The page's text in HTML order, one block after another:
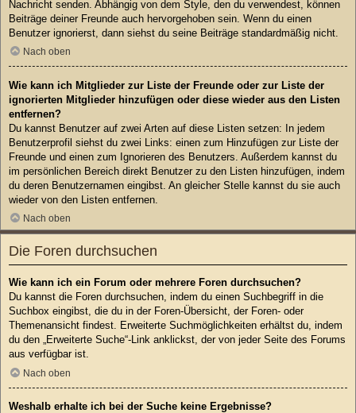
Nachricht senden. Abhängig von dem Style, den du verwendest, können
Beiträge deiner Freunde auch hervorgehoben sein. Wenn du einen
Benutzer ignorierst, dann siehst du seine Beiträge standardmäßig nicht.
Nach oben
Wie kann ich Mitglieder zur Liste der Freunde oder zur Liste der
ignorierten Mitglieder hinzufügen oder diese wieder aus den Listen
entfernen?
Du kannst Benutzer auf zwei Arten auf diese Listen setzen: In jedem
Benutzerprofil siehst du zwei Links: einen zum Hinzufügen zur Liste der
Freunde und einen zum Ignorieren des Benutzers. Außerdem kannst du
im persönlichen Bereich direkt Benutzer zu den Listen hinzufügen, indem
du deren Benutzernamen eingibst. An gleicher Stelle kannst du sie auch
wieder von den Listen entfernen.
Nach oben
Die Foren durchsuchen
Wie kann ich ein Forum oder mehrere Foren durchsuchen?
Du kannst die Foren durchsuchen, indem du einen Suchbegriff in die
Suchbox eingibst, die du in der Foren-Übersicht, der Foren- oder
Themenansicht findest. Erweiterte Suchmöglichkeiten erhältst du, indem
du den „Erweiterte Suche“-Link anklickst, der von jeder Seite des Forums
aus verfügbar ist.
Nach oben
Weshalb erhalte ich bei der Suche keine Ergebnisse?